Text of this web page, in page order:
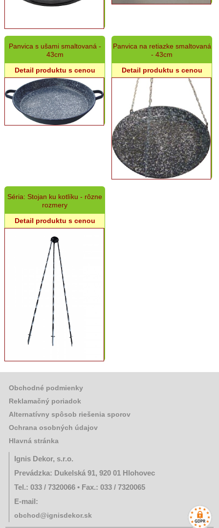
Panvica s ušami smaltovaná -
43cm
Detail produktu s cenou
Panvica na retiazke smaltovaná
- 43cm
Detail produktu s cenou
Séria: Stojan ku kotlíku - rôzne
rozmery
Detail produktu s cenou
Obchodné podmienky
Reklamačný poriadok
Alternatívny spôsob riešenia sporov
Ochrana osobných údajov
Hlavná stránka
Ignis Dekor, s.r.o.
Prevádzka: Dukelská 91, 920 01 Hlohovec
Tel.: 033 / 7320066 • Fax.: 033 / 7320065
E-mail:
obchod@ignisdekor.sk